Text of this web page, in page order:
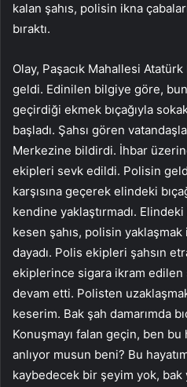
kalan şahıs, polisin ikna
bıraktı.
Olay, Paşacık Mahallesi
geldi. Edinilen bilgiye göre,
geçirdiği ekmek bıçağıyla
başladı. Şahsı gören
Merkezine bildirdi. İhbar
ekipleri sevk edildi. Polisin
karşısına geçerek elindeki
kendine yaklaştırmadı.
kesen şahıs, polisin yaklaşmak
dayadı. Polis ekipleri şahsın
ekiplerince sigara ikram edilen
devam etti. Polisten
keserim. Bak şah damarımda
Konuşmayı falan geçin, ben bu
anlıyor musun beni? Bu
kaybedecek bir şeyim yok, bak